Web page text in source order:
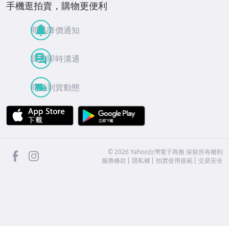
手機逛拍賣，購物更便利
商品降價通知
買賣即時溝通
商品到貨動態
APP Store
facebook ©2026 Yahoo台灣電子商務 保留所有權利
服務條款
隱私權 拍賣使用規範 交易安全